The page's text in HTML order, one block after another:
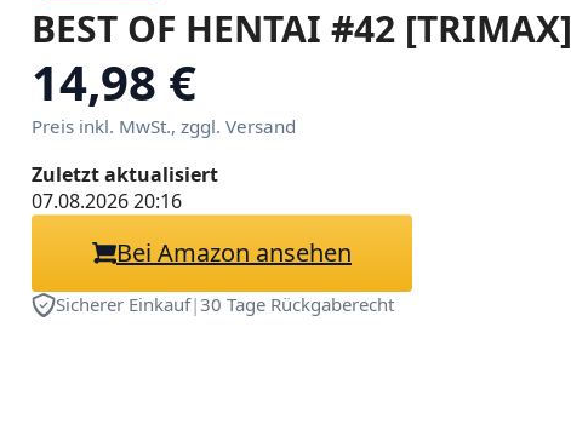
BEST OF HENTAI #42 [TRIMAX]
14,98 €
Preis inkl. MwSt., zggl. Versand
Zuletzt aktualisiert
07.08.2026 20:16
Bei Amazon ansehen
Sicherer Einkauf|30 Tage Rückgaberecht